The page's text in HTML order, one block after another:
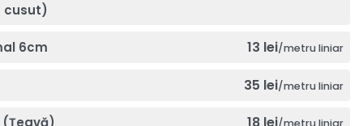
cusut)
6cm 13 lei/metru liniar
35 lei/metru liniar